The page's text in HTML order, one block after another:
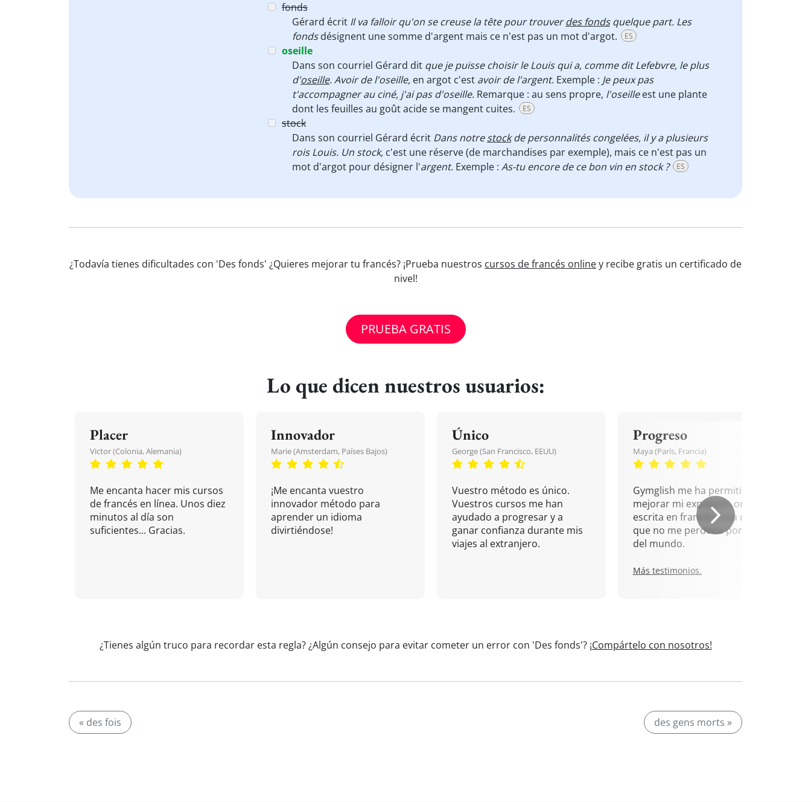
fonds
Gérard écrit Il va falloir qu'on se creuse la tête pour trouverdes fondsquelque part. Les
fondsdésignent une somme d'argent mais ce n'est pas un mot d'argot. ES
oseille
Dans son courriel Gérard dit que je puisse choisir le Louis qui a, comme dit Lefebvre, le plus
d'oseille.Avoir de l'oseille, en argot c'est avoir de l'argent. Exemple : Je peux pas
t'accompagner au ciné, j'ai pas d'oseille. Remarque : au sens propre, l'oseilleest une plante
dont les feuilles au goût acide se mangent cuites.
ES
stock
Dans son courriel Gérard écrit Dans notrestockde personnalités congelées, il y a plusieurs
rois Louis. Un stock, c'est une réserve (de marchandises par exemple), mais ce n'est pas un
mot d'argot pour désigner l'argent. Exemple : As-tu encore de ce bon vin en stock ? ES
¿Todavía tienes dificultades con 'Des fonds' ¿Quieres mejorar tu francés? ¡Prueba nuestros cursos de francés onliney recibe gratis un certificado de
nivel!
PRUEBA GRATIS
Lo que dicen nuestros usuarios:
Placer
Victor (Colonia, Alemania)
Me encanta hacer mis cursos
de francés en línea. Unos diez
minutos al día son
suficientes... Gracias.
Innovador
Marie (Amsterdam, Países Bajos)
¡Me encanta vuestro
innovador método para
aprender un idioma
divirtiéndose!
Único
George (San Francisco, EEUU)
Vuestro método es único.
Vuestros cursos me han
ayudado a progresar y a
ganar confianza durante mis
viajes al extranjero.
Progreso
Maya (París, Francia)
Gymglish me ha permitido
mejorar mi expresión oral y
escrita en francés. Una cita
que no me perdería por nada
del mundo.
Más testimonios.
¿Tienes algún truco para recordar esta regla? ¿Algún consejo para evitar cometer un error con 'Des fonds'? ¡Compártelo con nosotros!
« des fois des gens morts »